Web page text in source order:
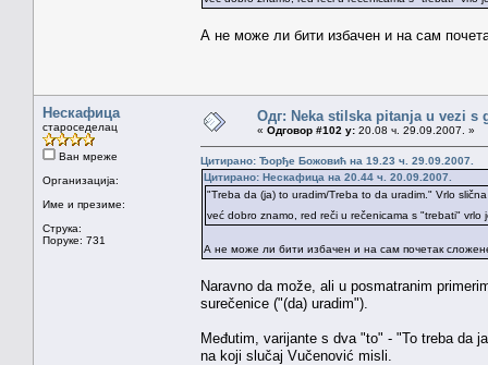
А не може ли бити избачен и на сам
Нескафица
староседелац
Ван мреже
Организација:
Име и презиме:
Струка:
Поруке: 731
Одг: Neka stilska pitanja u vezi s
« Одговор #102 у: 20.08 ч. 29.09.2007. »
Цитирано: Ђорђе Божовић на 19.23 ч. 29.09.2007.
Цитирано: Нескафица на 20.44 ч. 20.09.2007.
"Treba da (ja) to uradim/Treba to da uradim." Vrlo
već dobro znamo, red reči u rečenicama s "trebati"
А не може ли бити избачен и на сам почетак
Naravno da može, ali u posmatranim
surečenice ("(da) uradim").
Međutim, varijante s dva "to" - "To treba da
na koji slučaj Vučenović misli.